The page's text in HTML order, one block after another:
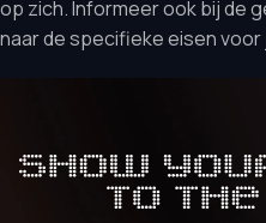
op zich. Informeer ook bij de
naar de specifieke eisen voor